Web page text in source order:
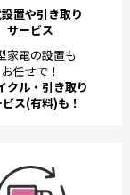
置や引き取り
サービス
家電の設置も
お任せで！
クル・引き取り
ス(有料)も！